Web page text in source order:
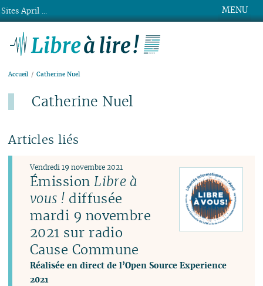
MENU
Accueil Catherine Nuel
Catherine Nuel
Articles liés
ÉmissionLibre à
vous ! diffusée
mardi 9 novembre
2021 sur radio
Cause Commune
Réalisée en direct de l’Open Source Experience
2021
Vendredi 19 novembre 2021
Sites April ...